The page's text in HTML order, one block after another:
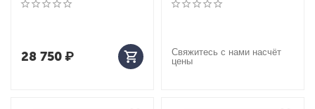
28 750₽
Свяжитесь с нами насчёт
цены